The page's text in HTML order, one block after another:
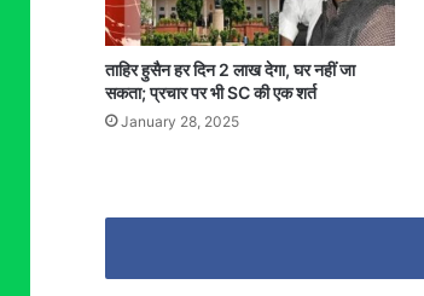
ताहिर हुसैन हर दिन 2 लाख देगा, घर नहीं जा
सकता; प्रचार पर भी SC की एक शर्त
January 28, 2025